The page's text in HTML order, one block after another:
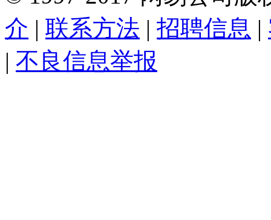
介 | 联系方法 | 招聘信息 |
| 不良信息举报